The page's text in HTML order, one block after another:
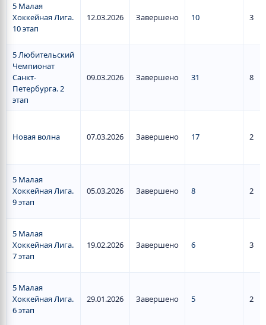
5 Малая
Хоккейная Лига.
10 этап
12.03.2026 Завершено 10 3
5 Любительский
Чемпионат
Санкт-
Петербурга. 2
этап
09.03.2026 Завершено 31 8
Новая волна 07.03.2026 Завершено 17 2
5 Малая
Хоккейная Лига.
9 этап
05.03.2026 Завершено 8 2
5 Малая
Хоккейная Лига.
7 этап
19.02.2026 Завершено 6 3
5 Малая
Хоккейная Лига.
6 этап
29.01.2026 Завершено 5 2